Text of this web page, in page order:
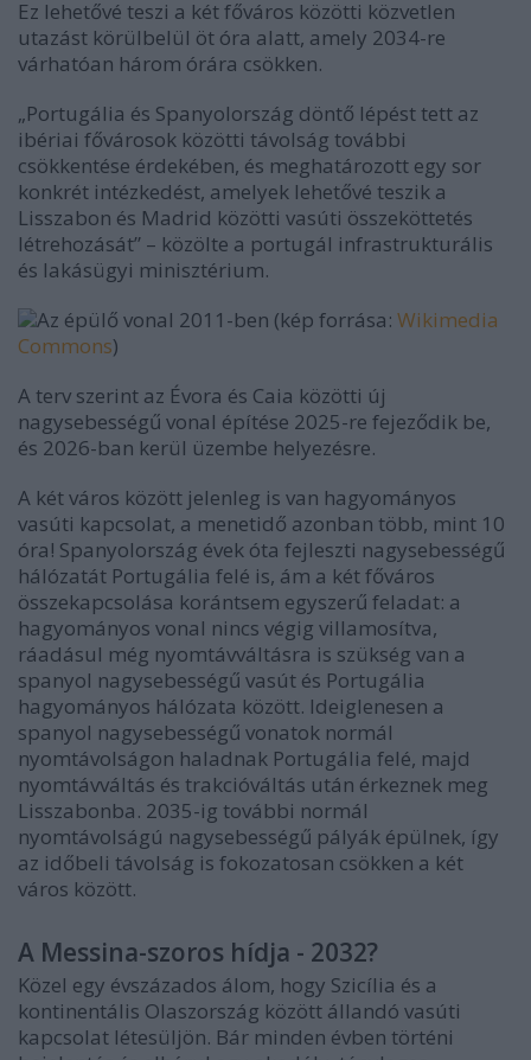
Ez lehetővé teszi a két főváros közötti közvetlen
utazást körülbelül öt óra alatt, amely 2034-re
várhatóan három órára csökken.
„Portugália és Spanyolország döntő lépést tett az
ibériai fővárosok közötti távolság további
csökkentése érdekében, és meghatározott egy sor
konkrét intézkedést, amelyek lehetővé teszik a
Lisszabon és Madrid közötti vasúti összeköttetés
létrehozását” – közölte a portugál infrastrukturális
és lakásügyi minisztérium.
Az épülő vonal 2011-ben (kép forrása: Wikimedia
Commons)
A terv szerint az Évora és Caia közötti új
nagysebességű vonal építése 2025-re fejeződik be,
és 2026-ban kerül üzembe helyezésre.
A két város között jelenleg is van hagyományos
vasúti kapcsolat, a menetidő azonban több, mint 10
óra! Spanyolország évek óta fejleszti nagysebességű
hálózatát Portugália felé is, ám a két főváros
összekapcsolása korántsem egyszerű feladat: a
hagyományos vonal nincs végig villamosítva,
ráadásul még nyomtávváltásra is szükség van a
spanyol nagysebességű vasút és Portugália
hagyományos hálózata között. Ideiglenesen a
spanyol nagysebességű vonatok normál
nyomtávolságon haladnak Portugália felé, majd
nyomtávváltás és trakcióváltás után érkeznek meg
Lisszabonba. 2035-ig további normál
nyomtávolságú nagysebességű pályák épülnek, így
az időbeli távolság is fokozatosan csökken a két
város között.
A Messina-szoros hídja - 2032?
Közel egy évszázados álom, hogy Szicília és a
kontinentális Olaszország között állandó vasúti
kapcsolat létesüljön. Bár minden évben történi